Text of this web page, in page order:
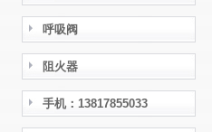
呼吸阀
阻火器
手机：13817855033